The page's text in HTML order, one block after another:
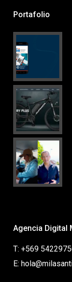
Portafolio
Agencia Digital
T: +569
E: